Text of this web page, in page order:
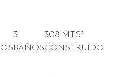
3
BAÑOS
308 MTS²
CONSTRUÍDO